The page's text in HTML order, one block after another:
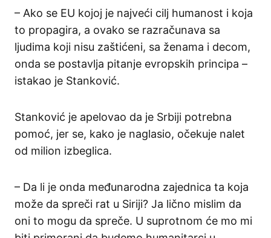
– Ako se EU kojoj je najveći cilj humanost i koja
to propagira, a ovako se razračunava sa
ljudima koji nisu zaštićeni, sa ženama i decom,
onda se postavlja pitanje evropskih principa –
istakao je Stanković.
Stanković je apelovao da je Srbiji potrebna
pomoć, jer se, kako je naglasio, očekuje nalet
od milion izbeglica.
– Da li je onda međunarodna zajednica ta koja
može da spreči rat u Siriji? Ja lično mislim da
oni to mogu da spreče. U suprotnom će mo mi